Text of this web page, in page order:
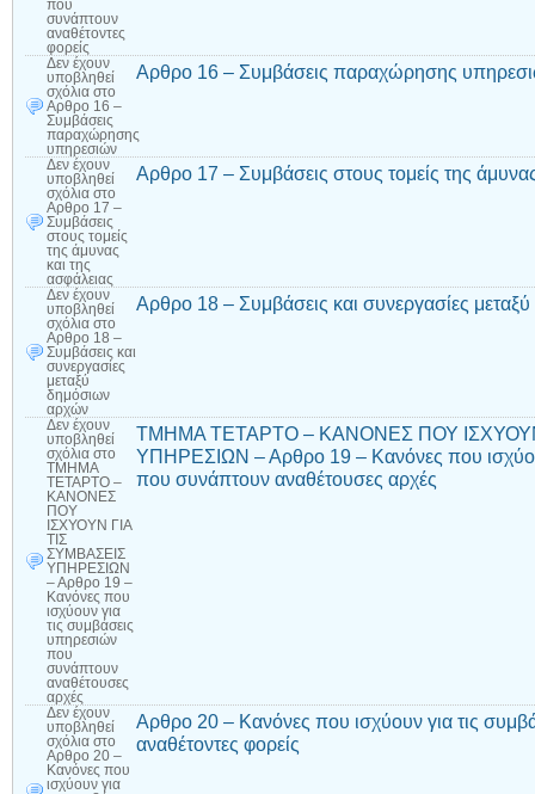
που
συνάπτουν
αναθέτοντες
φορείς
Δεν έχουν
υποβληθεί
σχόλια στο
Αρθρο 16 –
Συμβάσεις
παραχώρησης
υπηρεσιών
Αρθρο 16 – Συμβάσεις παραχώρησης
Δεν έχουν
υποβληθεί
σχόλια στο
Αρθρο 17 –
Συμβάσεις
στους τομείς
της άμυνας
και της
ασφάλειας
Αρθρο 17 – Συμβάσεις στους τομείς της
Δεν έχουν
υποβληθεί
σχόλια στο
Αρθρο 18 –
Συμβάσεις και
συνεργασίες
μεταξύ
δημόσιων
αρχών
Αρθρο 18 – Συμβάσεις και συνεργασίες
Δεν έχουν
υποβληθεί
σχόλια στο
ΤΜΗΜΑ
ΤΕΤΑΡΤΟ –
ΚΑΝΟΝΕΣ
ΠΟΥ
ΙΣΧΥΟΥΝ ΓΙΑ
ΤΙΣ
ΣΥΜΒΑΣΕΙΣ
ΥΠΗΡΕΣΙΩΝ
– Αρθρο 19 –
Κανόνες που
ισχύουν για
τις συμβάσεις
υπηρεσιών
που
συνάπτουν
αναθέτουσες
αρχές
ΤΜΗΜΑ ΤΕΤΑΡΤΟ – ΚΑΝΟΝΕΣ ΠΟΥ ΙΣΧΥΟΥΝ
ΥΠΗΡΕΣΙΩΝ – Αρθρο 19 – Κανόνες που
που συνάπτουν αναθέτουσες αρχές
Δεν έχουν
υποβληθεί
σχόλια στο
Αρθρο 20 –
Κανόνες που
ισχύουν για
Αρθρο 20 – Κανόνες που ισχύουν για τις
αναθέτοντες φορείς